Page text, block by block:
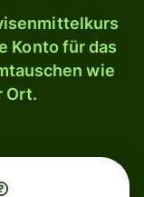
Konto für das
wie
Ort.